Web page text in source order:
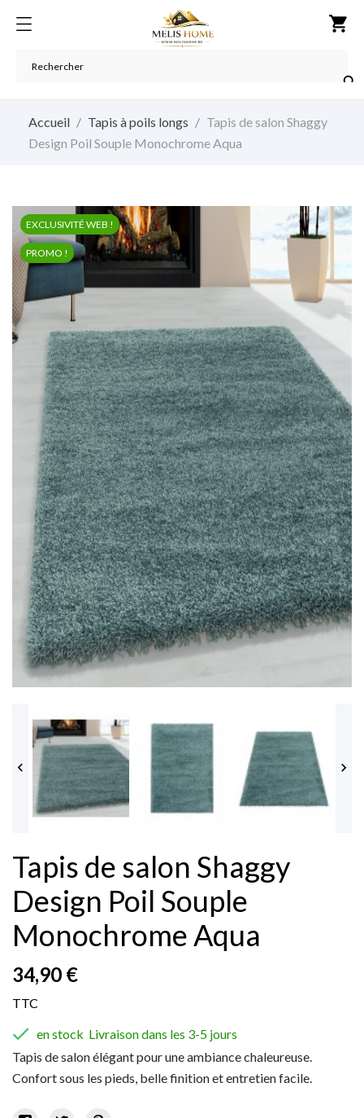
shopping_cart

Accueil Tapis à poils longs
Tapis de salon Shaggy
Design Poil Souple Monochrome Aqua
EXCLUSIVITÉ WEB !
PROMO !
 
Tapis de salon Shaggy
Design Poil Souple
Monochrome Aqua
34,90 €
TTC
 en stock  Livraison dans les 3-5 jours
Tapis de salon élégant pour une ambiance chaleureuse.
Confort sous les pieds, belle finition et entretien facile.